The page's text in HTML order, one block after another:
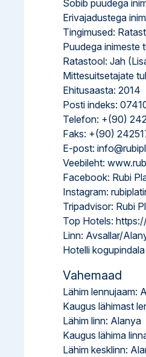
Sobib puudega
Erivajadustega
Tingimused:
Puudega inimeste
Ratastool: Jah
Mittesuitsetajate
Ehitusaasta: 2014
Posti indeks:
Telefon: +(90)
Faks: +(90)
E-post:
Veebileht:
Facebook: Rubi
Instagram:
Tripadvisor: Rubi
Top Hotels:
Linn: Avsallar/
Hotelli
Vahemaad
Lähim lennujaam:
Kaugus lähimast
Lähim linn: Alanya
Kaugus lähima
Lähim kesklinn: